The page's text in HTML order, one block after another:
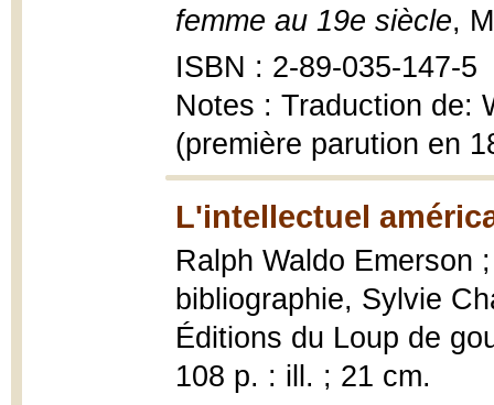
femme au 19e siècle,
ISBN : 2-89-035-147-5
Notes : Traduction de:
(première parution en
L'intellectuel
Ralph Waldo Emerson
bibliographie, Sylvie
Éditions du Loup de
108 p. : ill. ; 21 cm.